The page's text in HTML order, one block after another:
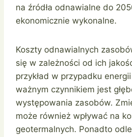
na źródła odnawialne do
ekonomicznie wykonalne.
Koszty odnawialnych
się w zależności od ich
przykład w przypadku
ważnym czynnikiem jest
występowania zasobów.
może również wpływać na
geotermalnych. Ponadto